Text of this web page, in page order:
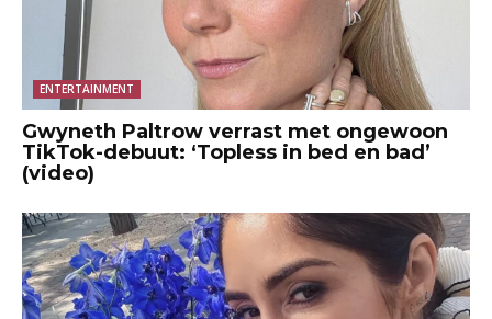
ENTERTAINMENT
Gwyneth Paltrow verrast met ongewoon
TikTok-debuut: ‘Topless in bed en bad’
(video)